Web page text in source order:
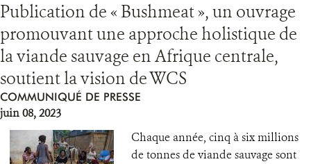
Publication de « Bushmeat », un ouvrage
promouvant une approche holistique de
la viande sauvage en Afrique centrale,
soutient la vision de WCS
COMMUNIQUÉ DE PRESSE
juin 08, 2023
Chaque année, cinq à six millions
de tonnes de viande sauvage sont